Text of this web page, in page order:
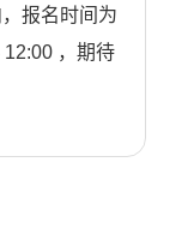
报名时间为
，期待